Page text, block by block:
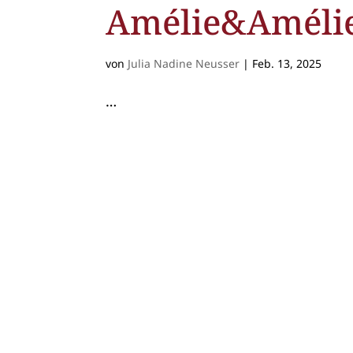
von Julia Nadine Neusser | Feb. 13, 2025
…